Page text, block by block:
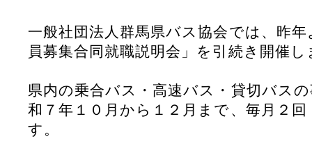
一般社団法人群馬県バス協会では、昨
員募集合同就職説明会」を引続き開催し
県内の乗合バス・高速バス・貸切バス
和７年１０月から１２月まで、毎月２
す。